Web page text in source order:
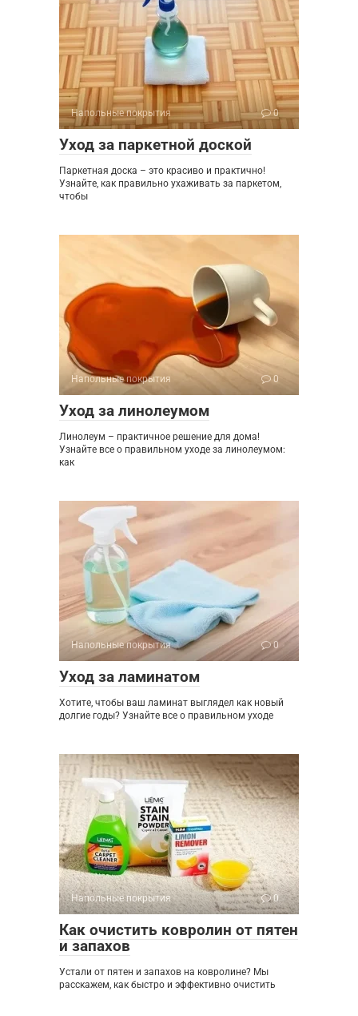
Напольные покрытия 0
Уход за паркетной доской
Паркетная доска – это красиво и практично!
Узнайте, как правильно ухаживать за паркетом,
чтобы
Напольные покрытия 0
Уход за линолеумом
Линолеум – практичное решение для дома!
Узнайте все о правильном уходе за линолеумом:
как
Напольные покрытия 0
Уход за ламинатом
Хотите, чтобы ваш ламинат выглядел как новый
долгие годы? Узнайте все о правильном уходе
Напольные покрытия 0
Как очистить ковролин от пятен
и запахов
Устали от пятен и запахов на ковролине? Мы
расскажем, как быстро и эффективно очистить